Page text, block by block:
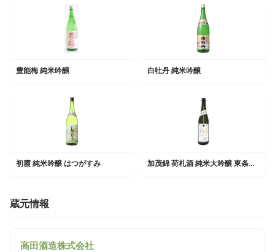
豊能梅 純米吟醸 白牡丹 純米吟醸
初霞 純米吟醸 はつがすみ 加茂錦 荷札酒 純米大吟醸 東条産山田錦
蔵元情報
高田酒造株式会社